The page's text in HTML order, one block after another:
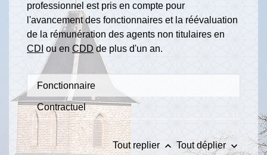
professionnel est pris en compte pour
l'avancement des fonctionnaires et la réévaluation
de la rémunération des agents non titulaires en
CDI ou en CDD de plus d'un an.
Fonctionnaire
Contractuel
Tout replier keyboard_arrow_up Tout déplier keyboard_arrow_down